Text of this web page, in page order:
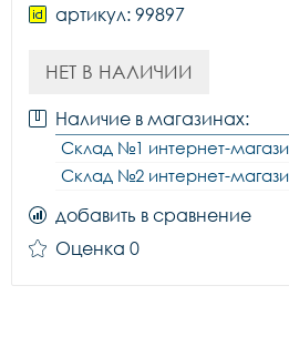
артикул: 99897
НЕТ В НАЛИЧИИ
Наличие в магазинах:
Склад №1 интернет-
Склад №2 интернет-
добавить в сравнение
Оценка 0